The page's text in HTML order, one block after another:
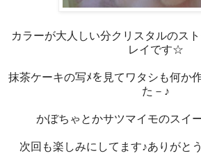
カラーが大人しい分クリスタルのス
レイです☆
抹茶ケーキの写ﾒを見てワタシも何か
た－♪
かぼちゃとかサツマイモのスイ
次回も楽しみにしてます♪ありがと